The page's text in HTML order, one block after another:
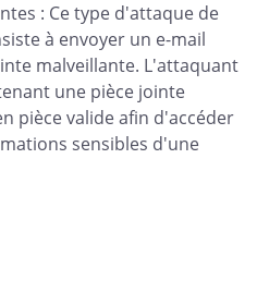
: Ce type d'attaque de
à envoyer un e-mail
malveillante. L'attaquant
une pièce jointe
pièce valide afin d'accéder
sensibles d'une